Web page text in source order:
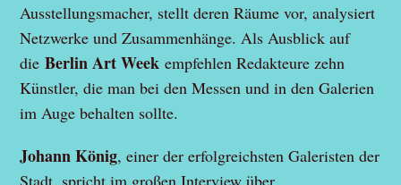
Ausstellungsmacher, stellt deren Räume vor, analysiert
Netzwerke und Zusammenhänge. Als Ausblick auf
dieBerlin Art Week empfehlen Redakteure zehn
Künstler, die man bei den Messen und in den Galerien
im Auge behalten sollte.
Johann König, einer der erfolgreichsten Galeristen der